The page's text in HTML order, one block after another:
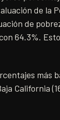
de la
de
64.3%.
más
California